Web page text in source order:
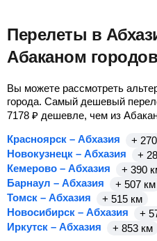
Перелеты в
Абаканом городов
Вы можете рассмотреть
города. Самый дешевый
7178 ₽ дешевле, чем из
Красноярск – Абхазия
+
Новокузнецк – Абхазия
+
Кемерово – Абхазия
+ 390
Барнаул – Абхазия
+ 507 км
Томск – Абхазия
+ 515 км
Новосибирск – Абхазия
+
Иркутск – Абхазия
+ 853 км